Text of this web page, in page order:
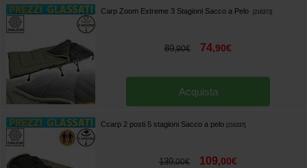
Carp Zoom Extreme 3 Stagioni Sacco a Pelo [216373]
89,90€ 74,90€
Acquista
Ccarp 2 posti 5 stagioni Sacco a pelo [216337]
139,00€ 109,00€